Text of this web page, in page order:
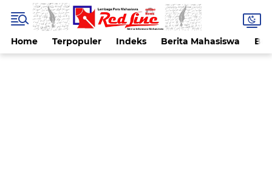
Home Terpopuler Indeks Berita Mahasiswa